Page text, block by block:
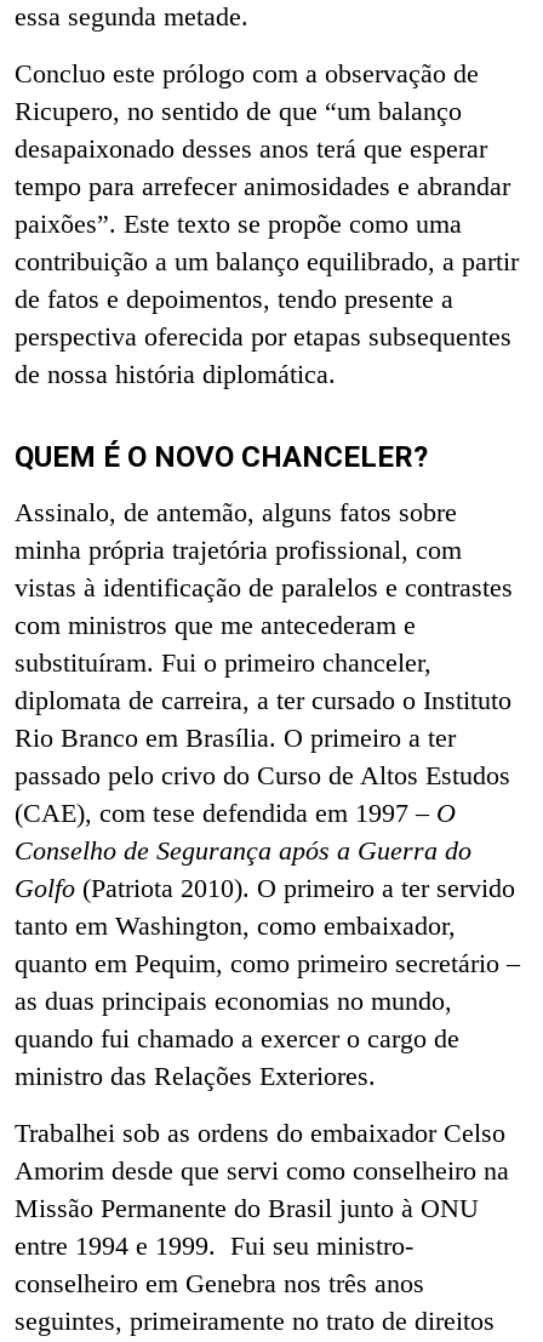
essa segunda metade.
Concluo este prólogo com a observação de
Ricupero, no sentido de que “um balanço
desapaixonado desses anos terá que esperar
tempo para arrefecer animosidades e abrandar
paixões”. Este texto se propõe como uma
contribuição a um balanço equilibrado, a partir
de fatos e depoimentos, tendo presente a
perspectiva oferecida por etapas subsequentes
de nossa história diplomática.
QUEM É O NOVO CHANCELER?
Assinalo, de antemão, alguns fatos sobre
minha própria trajetória profissional, com
vistas à identificação de paralelos e contrastes
com ministros que me antecederam e
substituíram. Fui o primeiro chanceler,
diplomata de carreira, a ter cursado o Instituto
Rio Branco em Brasília. O primeiro a ter
passado pelo crivo do Curso de Altos Estudos
(CAE), com tese defendida em 1997 – O
Conselho de Segurança após a Guerra do
Golfo (Patriota 2010). O primeiro a ter servido
tanto em Washington, como embaixador,
quanto em Pequim, como primeiro secretário –
as duas principais economias no mundo,
quando fui chamado a exercer o cargo de
ministro das Relações Exteriores.
Trabalhei sob as ordens do embaixador Celso
Amorim desde que servi como conselheiro na
Missão Permanente do Brasil junto à ONU
entre 1994 e 1999. Fui seu ministro-
conselheiro em Genebra nos três anos
seguintes, primeiramente no trato de direitos